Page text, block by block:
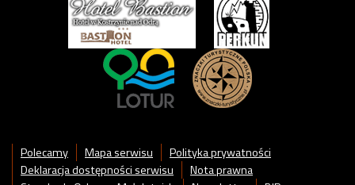
Polecamy Mapa serwisu
Polityka prywatności
Deklaracja dostępności serwisu
Nota prawna